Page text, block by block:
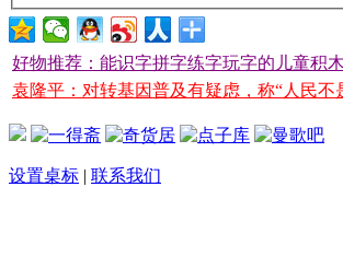
好物推荐：能识字拼字练字玩字的儿童积
袁隆平：对转基因普及有疑虑，称“人民不
设置桌标 | 联系我们